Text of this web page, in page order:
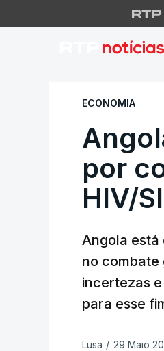
ECONOMIA
por
HIV/
Angola está
no combate
incertezas
para esse
Lusa / 29 Maio